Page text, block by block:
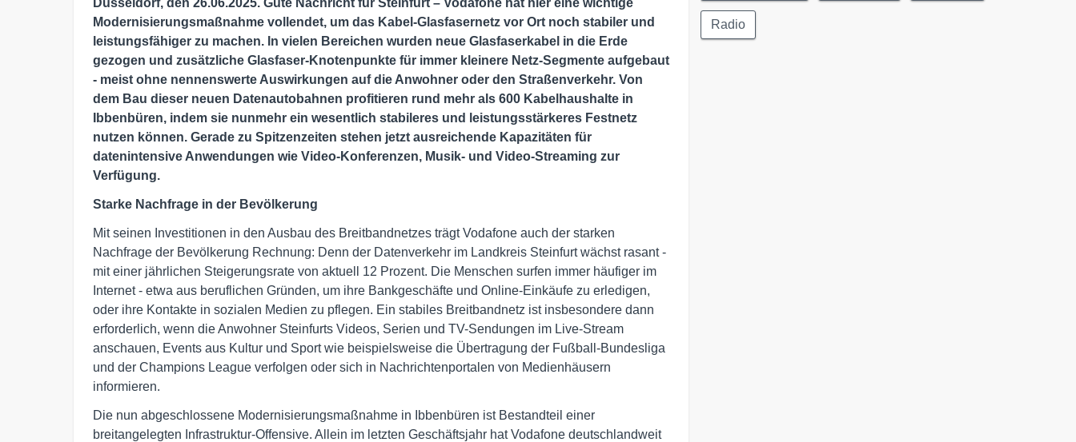
Düsseldorf, den 26.06.2025. Gute Nachricht für Steinfurt – Vodafone hat hier eine wichtige
Modernisierungsmaßnahme vollendet, um das Kabel-Glasfasernetz vor Ort noch stabiler und
leistungsfähiger zu machen. In vielen Bereichen wurden neue Glasfaserkabel in die Erde
gezogen und zusätzliche Glasfaser-Knotenpunkte für immer kleinere Netz-Segmente aufgebaut
- meist ohne nennenswerte Auswirkungen auf die Anwohner oder den Straßenverkehr. Von
dem Bau dieser neuen Datenautobahnen profitieren rund mehr als 600 Kabelhaushalte in
Ibbenbüren, indem sie nunmehr ein wesentlich stabileres und leistungsstärkeres Festnetz
nutzen können. Gerade zu Spitzenzeiten stehen jetzt ausreichende Kapazitäten für
datenintensive Anwendungen wie Video-Konferenzen, Musik- und Video-Streaming zur
Verfügung.
Starke Nachfrage in der Bevölkerung
Mit seinen Investitionen in den Ausbau des Breitbandnetzes trägt Vodafone auch der starken
Nachfrage der Bevölkerung Rechnung: Denn der Datenverkehr im Landkreis Steinfurt wächst rasant -
mit einer jährlichen Steigerungsrate von aktuell 12 Prozent. Die Menschen surfen immer häufiger im
Internet - etwa aus beruflichen Gründen, um ihre Bankgeschäfte und Online-Einkäufe zu erledigen,
oder ihre Kontakte in sozialen Medien zu pflegen. Ein stabiles Breitbandnetz ist insbesondere dann
erforderlich, wenn die Anwohner Steinfurts Videos, Serien und TV-Sendungen im Live-Stream
anschauen, Events aus Kultur und Sport wie beispielsweise die Übertragung der Fußball-Bundesliga
und der Champions League verfolgen oder sich in Nachrichtenportalen von Medienhäusern
informieren.
Die nun abgeschlossene Modernisierungsmaßnahme in Ibbenbüren ist Bestandteil einer
breitangelegten Infrastruktur-Offensive. Allein im letzten Geschäftsjahr hat Vodafone deutschlandweit
Radio